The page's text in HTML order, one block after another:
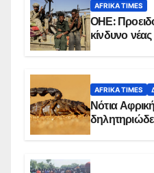
AFRIKA TIMES
ΟΗΕ:
κίνδυνο
AFRIKA TIMES
Νότια